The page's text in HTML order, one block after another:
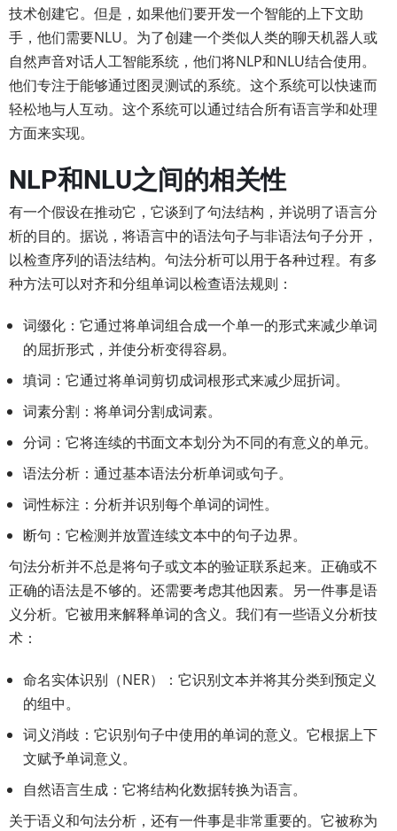
技术创建它。但是，如果他们要开发一个智能的上下文助
手，他们需要NLU。为了创建一个类似人类的聊天机器人或
自然声音对话人工智能系统，他们将NLP和NLU结合使用。
他们专注于能够通过图灵测试的系统。这个系统可以快速而
轻松地与人互动。这个系统可以通过结合所有语言学和处理
方面来实现。
NLP和NLU之间的相关性
有一个假设在推动它，它谈到了句法结构，并说明了语言分
析的目的。据说，将语言中的语法句子与非语法句子分开，
以检查序列的语法结构。句法分析可以用于各种过程。有多
种方法可以对齐和分组单词以检查语法规则：
词缀化：它通过将单词组合成一个单一的形式来减少单词
的屈折形式，并使分析变得容易。
填词：它通过将单词剪切成词根形式来减少屈折词。
词素分割：将单词分割成词素。
分词：它将连续的书面文本划分为不同的有意义的单元。
语法分析：通过基本语法分析单词或句子。
词性标注：分析并识别每个单词的词性。
断句：它检测并放置连续文本中的句子边界。
句法分析并不总是将句子或文本的验证联系起来。正确或不
正确的语法是不够的。还需要考虑其他因素。另一件事是语
义分析。它被用来解释单词的含义。我们有一些语义分析技
术：
命名实体识别（NER）：它识别文本并将其分类到预定义
的组中。
词义消歧：它识别句子中使用的单词的意义。它根据上下
文赋予单词意义。
自然语言生成：它将结构化数据转换为语言。
关于语义和句法分析，还有一件事是非常重要的。它被称为